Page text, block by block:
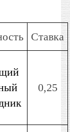
Ставка
0,25